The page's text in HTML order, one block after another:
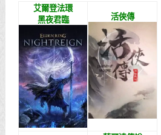
艾爾登法環
黑夜君臨
活俠傳